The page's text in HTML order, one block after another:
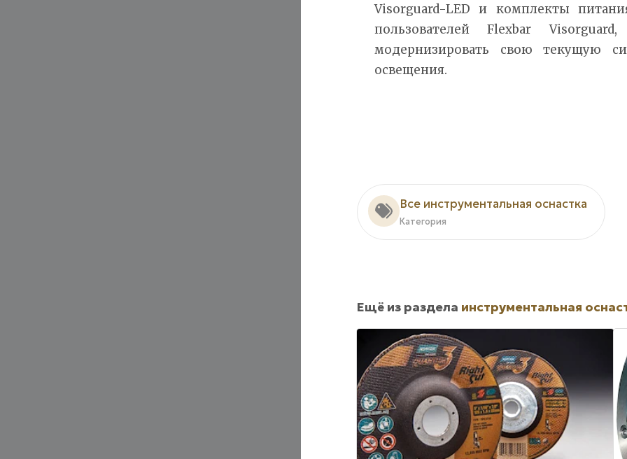
Visorguard-LED и комплекты
пользователей Flexbar
модернизировать свою текущую
освещения.
Все инструментальная оснастка
Категория
Ещё из раздела инструментальная